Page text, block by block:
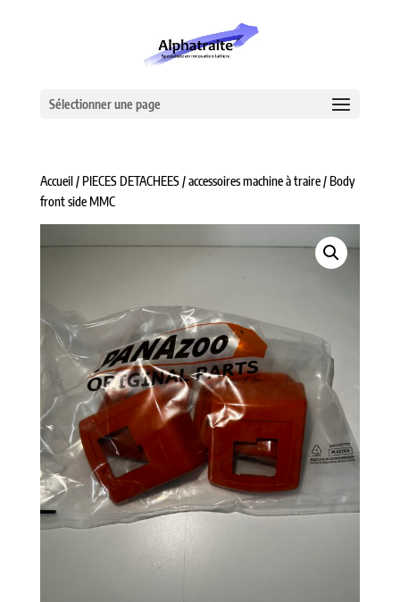
Sélectionner une page
Accueil/ PIECES DETACHEES/accessoires machine à traire/ Body
front side MMC